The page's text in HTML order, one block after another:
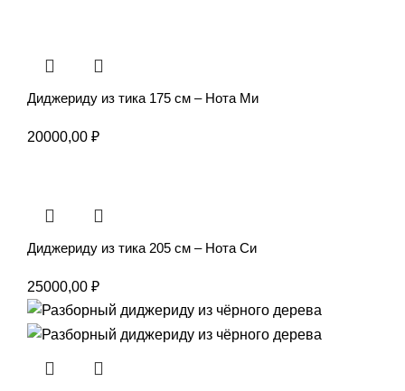
Диджериду из тика 175 см – Нота Ми
20000,00 ₽
Диджериду из тика 205 см – Нота Си
25000,00 ₽